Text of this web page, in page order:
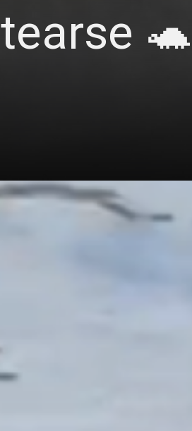
🐢